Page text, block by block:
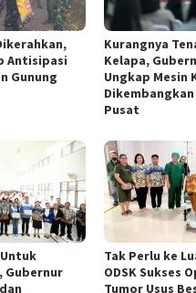
Antisipasi
Gunung
Kurangnya
Kelapa,
Ungkap Mesin
Pusat
Gubernur
Tak Perlu ke
ODSK Sukses
Tumor Usus